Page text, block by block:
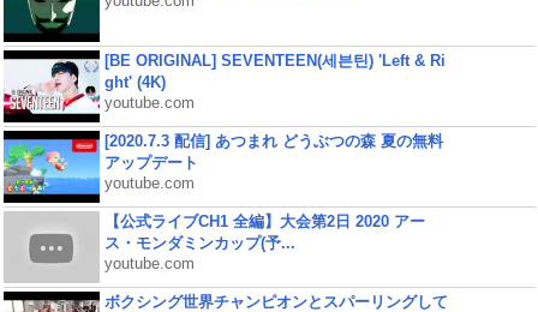
[BE ORIGINAL] SEVENTEEN(세븐틴) 'Left & Ri
ght' (4K)
youtube.com
[2020.7.3 配信] あつまれ どうぶつの森 夏の無料
アップデート
youtube.com
【公式ライブCH1 全編】大会第2日 2020 アー
ス・モンダミンカップ(予...
youtube.com
ボクシング世界チャンピオンとスパーリングして